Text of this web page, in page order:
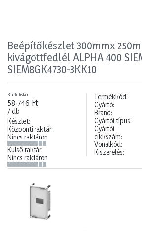
Beépítőkészlet 300mmx
kivágottfedlél ALPHA 400
SIEM8GK4730-3KK10
Bruttó listaár
58 746 Ft
/ db
Készlet:
Központi raktár:
Nincs raktáron
Külső raktár:
Nincs raktáron
Termékkód:
Gyártó:
Brand:
Gyártói típus:
Gyártói
cikkszám:
Vonalkód:
Kiszerelés: